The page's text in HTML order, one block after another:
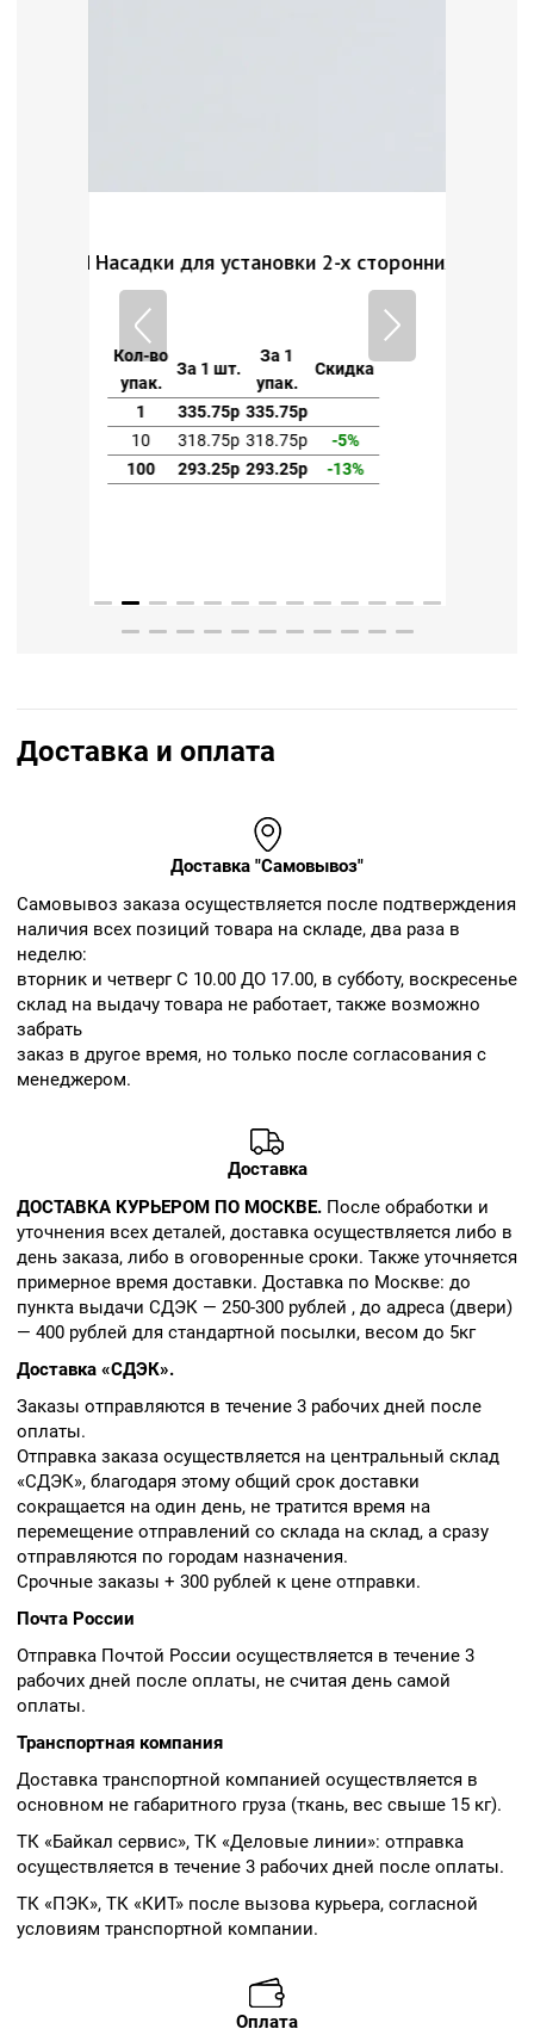
№18-11ммНасадки для установки 2-х сторонних
Кол-во
упак.
За 1 шт.
За 1
упак.
Скидка
1 335.75р 335.75р
10
318.75р 318.75р
-5%
100
293.25р 293.25р -13%
Доставка и оплата
Доставка "Самовывоз"
Cамовывоз заказа осуществляется после подтверждения
наличия всех позиций товара на складе, два раза в
неделю:
вторник и четверг С 10.00 ДО 17.00, в субботу, воскресенье
склад на выдачу товара не работает, также возможно
забрать
заказ в другое время, но только после согласования с
менеджером.
Доставка
ДОСТАВКА КУРЬЕРОМ ПО МОСКВЕ. После обработки и
уточнения всех деталей, доставка осуществляется либо в
день заказа, либо в оговоренные сроки. Также уточняется
примерное время доставки. Доставка по Москве: до
пункта выдачи СДЭК — 250-300 рублей , до адреса (двери)
— 400 рублей для стандартной посылки, весом до 5кг
Доставка «СДЭК».
Заказы отправляются в течение 3 рабочих дней после
оплаты.
Отправка заказа осуществляется на центральный склад
«СДЭК», благодаря этому общий срок доставки
сокращается на один день, не тратится время на
перемещение отправлений со склада на склад, а сразу
отправляются по городам назначения.
Срочные заказы + 300 рублей к цене отправки.
Почта России
Отправка Почтой России осуществляется в течение 3
рабочих дней после оплаты, не считая день самой
оплаты.
Транспортная компания
Доставка транспортной компанией осуществляется в
основном не габаритного груза (ткань, вес свыше 15 кг).
ТК «Байкал сервис», ТК «Деловые линии»: отправка
осуществляется в течение 3 рабочих дней после оплаты.
ТК «ПЭК», ТК «КИТ» после вызова курьера, согласной
условиям транспортной компании.
Оплата